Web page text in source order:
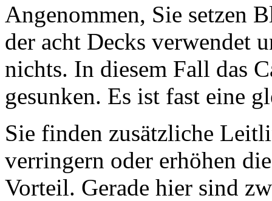
Angenommen, Sie setzen
der acht Decks verwendet
nichts. In diesem Fall das
gesunken. Es ist fast eine
Sie finden zusätzliche
verringern oder erhöhen
Vorteil. Gerade hier sind